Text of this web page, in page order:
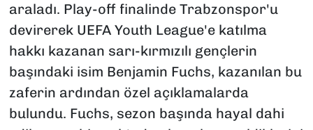
araladı. Play-off finalinde Trabzonspor'u
devirerek UEFA Youth League'e katılma
hakkı kazanan sarı-kırmızılı gençlerin
başındaki isim Benjamin Fuchs, kazanılan bu
zaferin ardından özel açıklamalarda
bulundu. Fuchs, sezon başında hayal dahi